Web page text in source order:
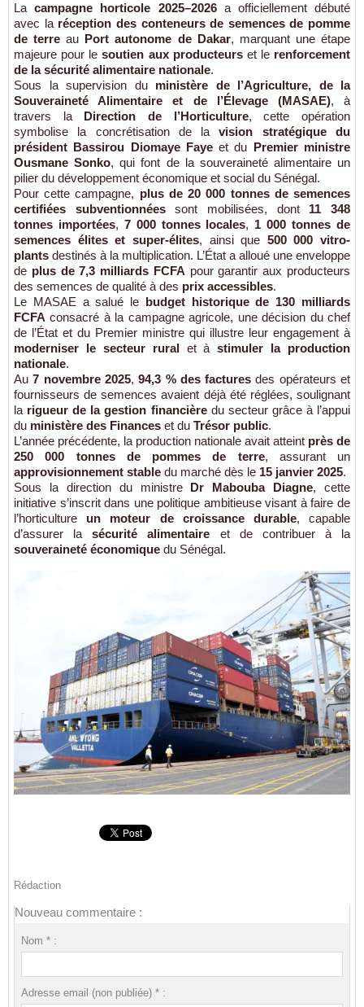
Lacampagne horticole 2025–2026a officiellement débuté
avec la réception des conteneurs de semences de pomme
de terre au Port autonome de Dakar, marquant une étape
majeure pour lesoutien aux producteurset le renforcement
de la sécurité alimentaire nationale.
Sous la supervision du ministère de l’Agriculture, de la
Souveraineté Alimentaire et de l’Élevage (MASAE), à
travers la Direction de l’Horticulture, cette opération
symbolise la concrétisation de lavision stratégique du
président Bassirou Diomaye Fayeet du Premier ministre
Ousmane Sonko, qui font de la souveraineté alimentaire un
pilier du développement économique et social du Sénégal.
Pour cette campagne, plus de 20 000 tonnes de semences
certifiées subventionnéessont mobilisées, dont 11 348
tonnes importées, 7 000 tonnes locales, 1 000 tonnes de
semences élites et super-élites, ainsi que 500 000 vitro-
plants destinés à la multiplication. L’État a alloué une enveloppe
de plus de 7,3 milliards FCFA pour garantir aux producteurs
des semences de qualité à des prix accessibles.
Le MASAE a salué le budget historique de 130 milliards
FCFA consacré à la campagne agricole, une décision du chef
de l’État et du Premier ministre qui illustre leur engagement à
moderniser le secteur ruralet àstimuler la production
nationale.
Au7 novembre 2025,94,3 % des factures des opérateurs et
fournisseurs de semences avaient déjà été réglées, soulignant
la rigueur de la gestion financièredu secteur grâce à l’appui
du ministère des Finances et du Trésor public.
L’année précédente, la production nationale avait atteint près de
250 000 tonnes de pommes de terre, assurant un
approvisionnement stable du marché dès le 15 janvier 2025.
Sous la direction du ministre Dr Mabouba Diagne, cette
initiative s’inscrit dans une politique ambitieuse visant à faire de
l’horticulture un moteur de croissance durable, capable
d’assurer lasécurité alimentaire et de contribuer à la
souveraineté économique du Sénégal.
Rédaction
Nouveau commentaire :
Nom * :
Adresse email (non publiée) * :